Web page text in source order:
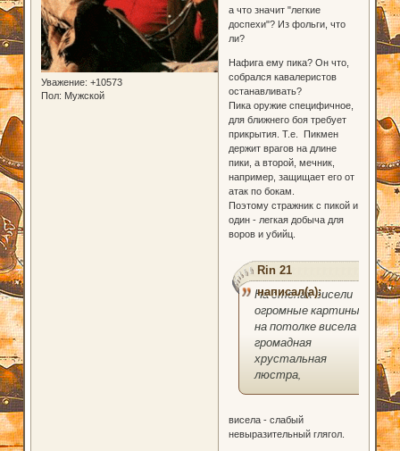
Уважение: +10573
Пол: Мужской
а что значит "легкие
доспехи"? Из фольги, что
ли?
Нафига ему пика? Он что,
собрался кавалеристов
останавливать?
Пика оружие специфичное,
для ближнего боя требует
прикрытия. Т.е. Пикмен
держит врагов на длине
пики, а второй, мечник,
например, защищает его от
атак по бокам.
Поэтому стражник с пикой и
один - легкая добыча для
воров и убийц.
Rin 21
написал(а):
На стенах висели
огромные картины,
на потолке висела
громадная
хрустальная
люстра,
висела - слабый
невыразительный глягол.